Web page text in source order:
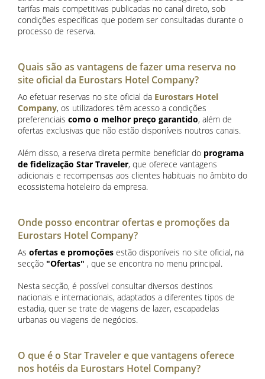
tarifas mais competitivas publicadas no canal direto, sob
condições específicas que podem ser consultadas durante o
processo de reserva.
Quais são as vantagens de fazer uma reserva no
site oficial da Eurostars Hotel Company?
Ao efetuar reservas no site oficial da Eurostars Hotel
Company, os utilizadores têm acesso a condições
preferenciais como o melhor preço garantido, além de
ofertas exclusivas que não estão disponíveis noutros canais.
Além disso, a reserva direta permite beneficiar do programa
de fidelização Star Traveler, que oferece vantagens
adicionais e recompensas aos clientes habituais no âmbito do
ecossistema hoteleiro da empresa.
Onde posso encontrar ofertas e promoções da
Eurostars Hotel Company?
As ofertas e promoções estão disponíveis no site oficial, na
secção "Ofertas" , que se encontra no menu principal.
Nesta secção, é possível consultar diversos destinos
nacionais e internacionais, adaptados a diferentes tipos de
estadia, quer se trate de viagens de lazer, escapadelas
urbanas ou viagens de negócios.
O que é o Star Traveler e que vantagens oferece
nos hotéis da Eurostars Hotel Company?